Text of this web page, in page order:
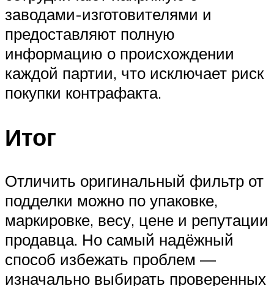
заводами-изготовителями и
предоставляют полную
информацию о происхождении
каждой партии, что исключает риск
покупки контрафакта.
Итог
Отличить оригинальный фильтр от
подделки можно по упаковке,
маркировке, весу, цене и репутации
продавца. Но самый надёжный
способ избежать проблем —
изначально выбирать проверенных